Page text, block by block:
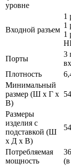
уровне
Входной разъем
1
1
1
Порты
3
Плотность
Минимальный
размер (Ш x Г x
В)
Размеры
изделия с
подставкой (Ш
x Д x В)
Потребляемая
мощность